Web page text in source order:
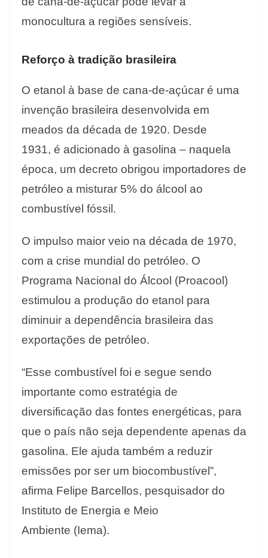
monocultura a regiões sensíveis.
Reforço à tradição brasileira
O etanol à base de cana-de-açúcar é uma
invenção brasileira desenvolvida em
meados da década de 1920. Desde
1931, é adicionado à gasolina – naquela
época, um decreto obrigou importadores de
petróleo a misturar 5% do álcool ao
combustível fóssil.
O impulso maior veio na década de 1970,
com a crise mundial do petróleo. O
Programa Nacional do Álcool (Proacool)
estimulou a produção do etanol para
diminuir a dependência brasileira das
exportações de petróleo.
“Esse combustível foi e segue sendo
importante como estratégia de
diversificação das fontes energéticas, para
que o país não seja dependente apenas da
gasolina. Ele ajuda também a reduzir
emissões por ser um biocombustível”,
afirma Felipe Barcellos, pesquisador do
Instituto de Energia e Meio
Ambiente (Iema).